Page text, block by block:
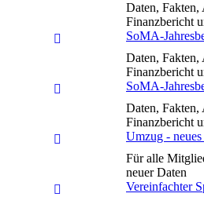
Daten, Fakten,
Finanzbericht
SoMA-
Daten, Fakten,
Finanzbericht
SoMA-
Daten, Fakten,
Finanzbericht
Umzug -
Für alle
neuer Daten
Vereinfachter